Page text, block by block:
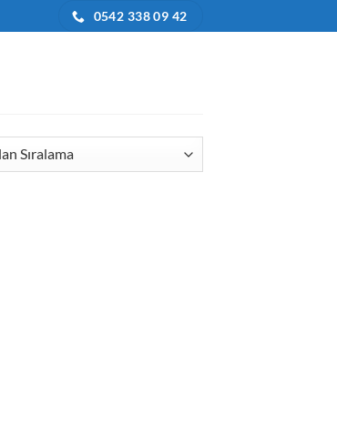
0542 338 09 42